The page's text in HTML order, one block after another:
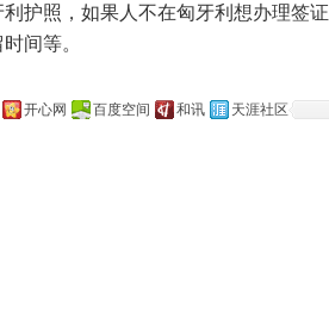
护照，如果人不在匈牙利想办理签证
间等。
开心网 百度空间 和讯 天涯社区